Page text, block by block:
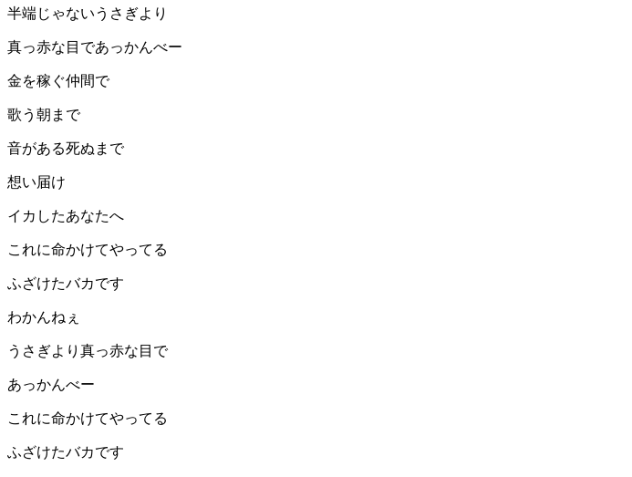
半端じゃないうさぎより
真っ赤な目であっかんべー
金を稼ぐ仲間で
歌う朝まで
音がある死ぬまで
想い届け
イカしたあなたへ
これに命かけてやってる
ふざけたバカです
わかんねぇ
うさぎより真っ赤な目で
あっかんべー
これに命かけてやってる
ふざけたバカです